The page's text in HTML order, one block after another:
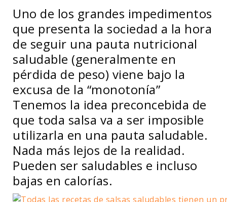
Uno de los grandes impedimentos
que presenta la sociedad a la hora
de seguir una pauta nutricional
saludable (generalmente en
pérdida de peso) viene bajo la
excusa de la “monotonía”
Tenemos la idea preconcebida de
que toda salsa va a ser imposible
utilizarla en una pauta saludable.
Nada más lejos de la realidad.
Pueden ser saludables e incluso
bajas en calorías.